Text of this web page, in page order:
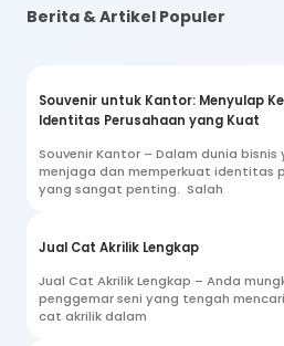
Berita & Artikel Populer
Souvenir untuk Kantor: Menyulap
Identitas Perusahaan yang Kuat
Souvenir Kantor – Dalam dunia
menjaga dan memperkuat identitas
yang sangat penting. Salah
Jual Cat Akrilik Lengkap
Jual Cat Akrilik Lengkap – Anda
penggemar seni yang tengah
cat akrilik dalam